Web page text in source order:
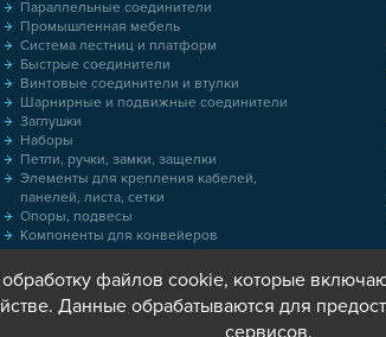
Параллельные соединители
Промышленная мебель
Система лестниц и платформ
Быстрые соединители
Винтовые соединители и втулки
Шарнирные и подвижные соединители
Заглушки
Наборы
Петли, ручки, замки, защелки
Элементы для крепления кабелей,
панелей, листа, сетки
Опоры, подвесы
Компоненты для конвейеров
Колёса
Оснастка
Метрический крепеж
Пластиковые коробки
файлов cookie, которые
Данные обрабатываются для
сервисов.